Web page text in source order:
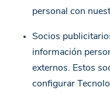
personal con
Socios
información
externos. Estos
configurar